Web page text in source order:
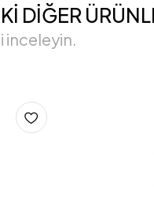
DİĞER
inceleyin.